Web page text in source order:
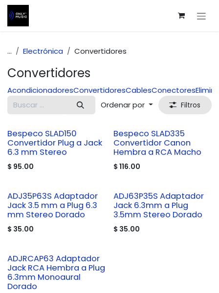
Ir al contenido
... Electrónica Convertidores
Convertidores
AcondicionadoresConvertidoresCablesConectores
Ordenar por
Filtros
Bespeco SLAD150
Convertidor Plug a Jack
6.3 mm Stereo
$ 95.00
Bespeco SLAD335
Convertidor Canon
Hembra a RCA Macho
$ 116.00
ADJ35P63S Adaptador
Jack 3.5 mm a Plug 6.3
mm Stereo Dorado
$ 35.00
ADJ63P35S Adaptador
Jack 6.3mm a Plug
3.5mm Stereo Dorado
$ 35.00
ADJRCAP63 Adaptador
Jack RCA Hembra a Plug
6.3mm Monoaural
Dorado